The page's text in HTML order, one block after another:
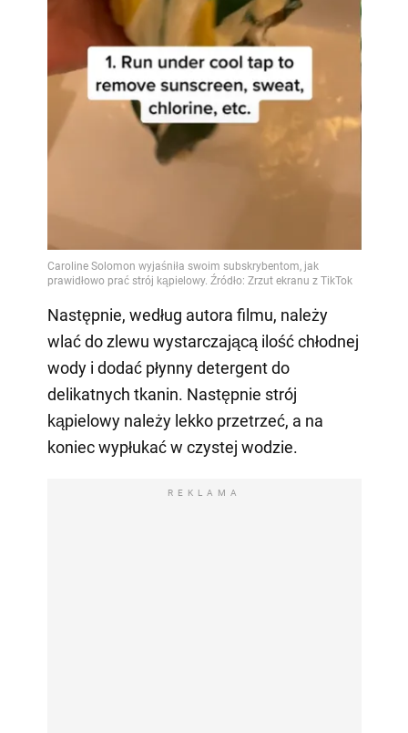
Następnie, według autora filmu, należy
wlać do zlewu wystarczającą ilość chłodnej
wody i dodać płynny detergent do
delikatnych tkanin. Następnie strój
kąpielowy należy lekko przetrzeć, a na
koniec wypłukać w czystej wodzie.
REKLAMA